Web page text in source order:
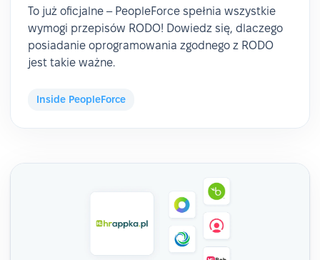
To już oficjalne – PeopleForce spełnia wszystkie
wymogi przepisów RODO! Dowiedz się, dlaczego
posiadanie oprogramowania zgodnego z RODO
jest takie ważne.
Inside PeopleForce